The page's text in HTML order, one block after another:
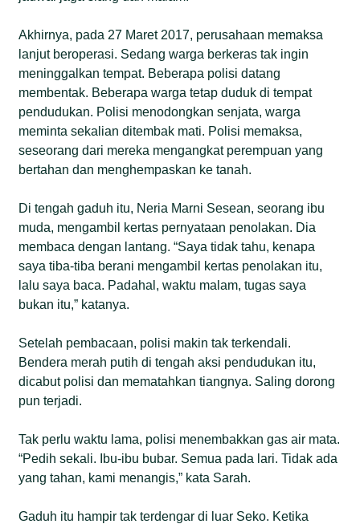
Akhirnya, pada 27 Maret 2017, perusahaan memaksa
lanjut beroperasi. Sedang warga berkeras tak ingin
meninggalkan tempat. Beberapa polisi datang
membentak. Beberapa warga tetap duduk di tempat
pendudukan. Polisi menodongkan senjata, warga
meminta sekalian ditembak mati. Polisi memaksa,
seseorang dari mereka mengangkat perempuan yang
bertahan dan menghempaskan ke tanah.
Di tengah gaduh itu, Neria Marni Sesean, seorang ibu
muda, mengambil kertas pernyataan penolakan. Dia
membaca dengan lantang. “Saya tidak tahu, kenapa
saya tiba-tiba berani mengambil kertas penolakan itu,
lalu saya baca. Padahal, waktu malam, tugas saya
bukan itu,” katanya.
Setelah pembacaan, polisi makin tak terkendali.
Bendera merah putih di tengah aksi pendudukan itu,
dicabut polisi dan mematahkan tiangnya. Saling dorong
pun terjadi.
Tak perlu waktu lama, polisi menembakkan gas air mata.
“Pedih sekali. Ibu-ibu bubar. Semua pada lari. Tidak ada
yang tahan, kami menangis,” kata Sarah.
Gaduh itu hampir tak terdengar di luar Seko. Ketika